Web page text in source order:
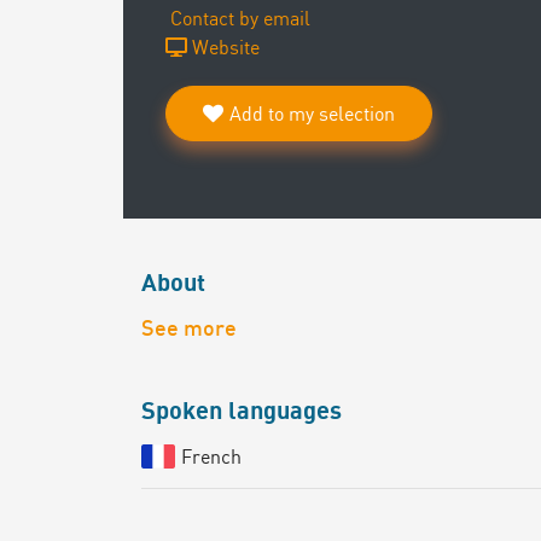
Contact by email
Website
Add to my selection
About
See more
Spoken languages
French